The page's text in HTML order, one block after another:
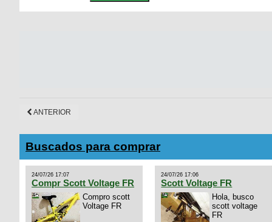
ANTERIOR
Buscados para comprar
24/07/26 17:07
Compr Scott Voltage FR
Compro scott
Voltage FR
24/07/26 17:06
Scott Voltage FR
Hola, busco
scott voltage
FR